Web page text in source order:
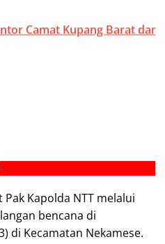
Camat Kupang Barat dan
Kapolda NTT melalui
bencana di
di Kecamatan Nekamese.